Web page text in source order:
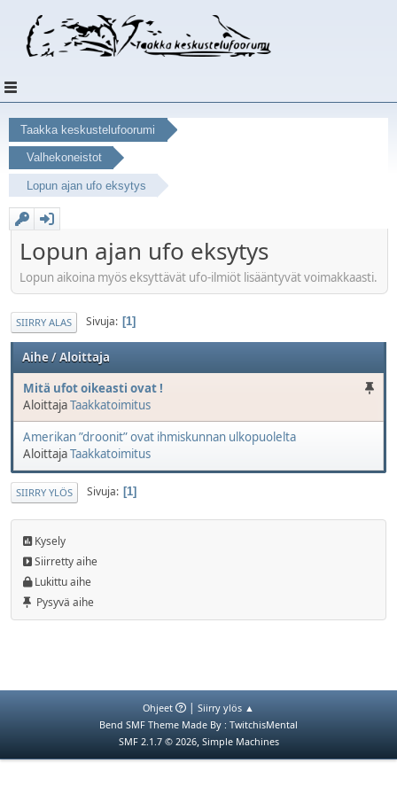
Taakka keskustelufoorumi
Valhekoneistot
Lopun ajan ufo eksytys
Lopun ajan ufo eksytys
Lopun aikoina myös eksyttävät ufo-ilmiöt lisääntyvät voimakkaasti.
SIIRRY ALAS Sivuja 1
Aihe/Aloittaja
Mitä ufot oikeasti ovat !
AloittajaTaakkatoimitus
Amerikan ”droonit” ovat ihmiskunnan ulkopuolelta
AloittajaTaakkatoimitus
SIIRRY YLÖS Sivuja 1
Kysely
Siirretty aihe
Lukittu aihe
Pysyvä aihe
Ohjeet | Siirry ylös ▲
Bend SMF Theme Made By : TwitchisMental
SMF 2.1.7 © 2026, Simple Machines